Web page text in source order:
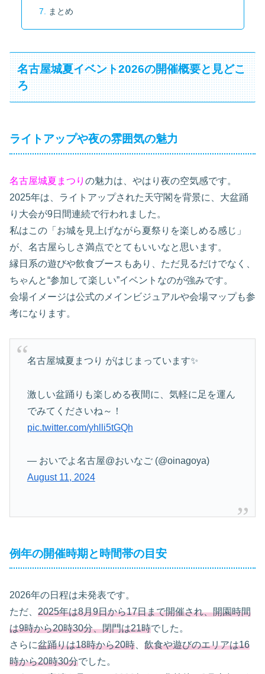
まとめ
名古屋城夏イベント2026の開催概要と見どこ
ろ
ライトアップや夜の雰囲気の魅力
名古屋城夏まつり の魅力は、やはり夜の空気感です。
2025年は、ライトアップされた天守閣を背景に、大盆踊
り大会が9日間連続で行われました。
私はこの「お城を見上げながら夏祭りを楽しめる感じ」
が、名古屋らしさ満点でとてもいいなと思います。
縁日系の遊びや飲食ブースもあり、ただ見るだけでなく、
ちゃんと“参加して楽しい”イベントなのが強みです。
会場イメージは公式のメインビジュアルや会場マップも参
考になります。
名古屋城夏まつり がはじまっています✨️
激しい盆踊りも楽しめる夜間に、気軽に足を運ん
でみてくださいね～！
pic.twitter.com/yhlli5tGQh
— おいでよ名古屋@おいなご (@oinagoya)
August 11, 2024
例年の開催時期と時間帯の目安
2026年の日程は未発表です。
ただ、 2025年は8月9日から17日まで開催され、開園時間
は9時から20時30分、閉門は21時でした。
さらに盆踊りは18時から20時
飲食や遊びのエリアは16
時から20時30分でした。